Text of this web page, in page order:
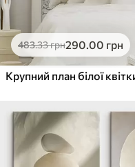
483.33грн290.00 грн